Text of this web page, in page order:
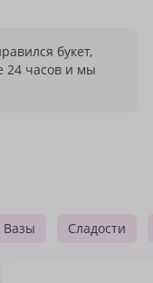
букет,
24 часов и мы
Вазы Сладости